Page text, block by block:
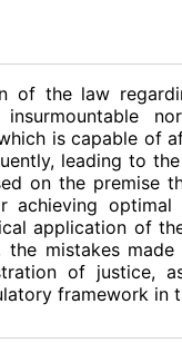
of the law
is capable of
leading to
on the premise
optimal
application of
mistakes
of justice,
framework in